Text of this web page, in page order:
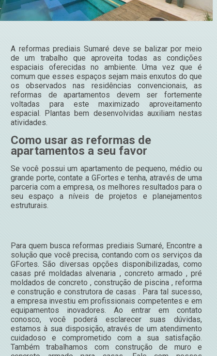
A reformas prediais Sumaré deve se balizar por meio
de um trabalho que aproveita todas as condições
espaciais oferecidas no ambiente. Uma vez que é
comum que esses espaços sejam mais enxutos do que
os observados nas residências convencionais, as
reformas de apartamentos devem ser fortemente
voltadas para este maximizado aproveitamento
espacial. Plantas bem desenvolvidas auxiliam nestas
atividades.
Como usar as reformas de
apartamentos a seu favor
Se você possui um apartamento de pequeno, médio ou
grande porte, contate a GFortes e tenha, através de uma
parceria com a empresa, os melhores resultados para o
seu espaço a níveis de projetos e planejamentos
estruturais.
Para quem busca reformas prediais Sumaré, Encontre a
solução que você precisa, contando com os serviços da
GFortes. São diversas opções disponibilizadas, como
casas pré moldadas alvenaria , concreto armado , pré
moldados de concreto , construção de piscina , reforma
e construção e construtora de casas . Para tal sucesso,
a empresa investiu em profissionais competentes e em
equipamentos inovadores. Ao entrar em contato
conosco, você poderá esclarecer suas dúvidas,
estamos à sua disposição, através de um atendimento
cuidadoso e comprometido com a sua satisfação.
Também trabalhamos com construção de muro e